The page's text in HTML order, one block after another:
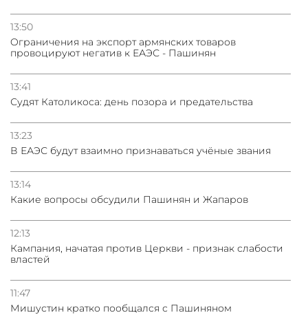
13:50
Oграничения на экспорт армянских товаров
провоцируют негатив к ЕАЭС - Пашинян
13:41
Судят Католикоса: день позора и предательства
13:23
В ЕАЭС будут взаимно признаваться учёные звания
13:14
Какие вопросы обсудили Пашинян и Жапаров
12:13
Кампания, начатая против Церкви - признак слабости
властей
11:47
Мишустин кратко пообщался с Пашиняном